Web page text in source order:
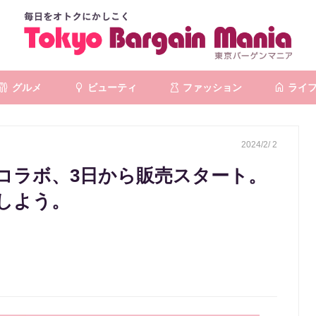
グルメ ビューティ ファッション ライフ
2024/2/ 2
ボ、3日から販売スタート。
よう。